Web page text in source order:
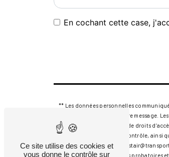
En cochant cette case,
** Les données personnelles
seul but de répondre à votre message.
flandrin.fr. Vous disposez de droits
auprès d’une autorité de contrôle, ainsi
électronique à l'adresse
prescription légale aux fins probatoires
Ce site utilise des cookies et
vous donne le contrôle sur